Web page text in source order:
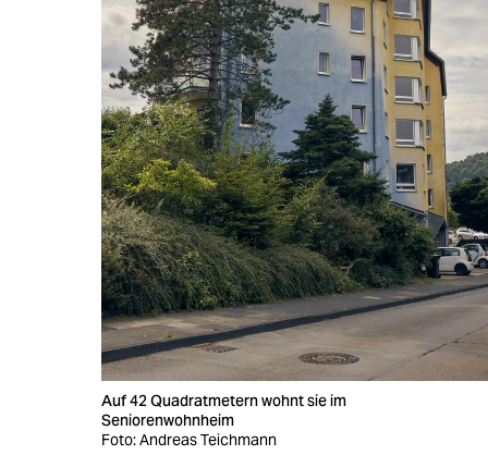
Auf 42 Quadratmetern wohnt sie im
Seniorenwohnheim
Foto: Andreas Teichmann